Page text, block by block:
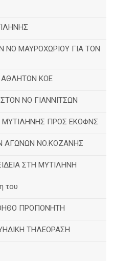
ΝΟ ΜΑΥΡΟΧΩΡΙΟΥ ΓΙΑ ΤΟΝ
ΑΘΛΗΤΩΝ ΚΟΕ
ΝΟ ΓΙΑΝΝΙΤΣΩΝ
ΜΥΤΙΛΗΝΗΣ ΠΡΟΣ ΕΚΟΦΝΣ
ΑΓΩΝΩΝ ΝΟ.ΚΟΖΑΝΗΣ
ΣΤΗ ΜΥΤΙΛΗΝΗ
του
ΠΡΟΠΟΝΗΤΗ
ΤΗΛΕΟΡΑΣΗ